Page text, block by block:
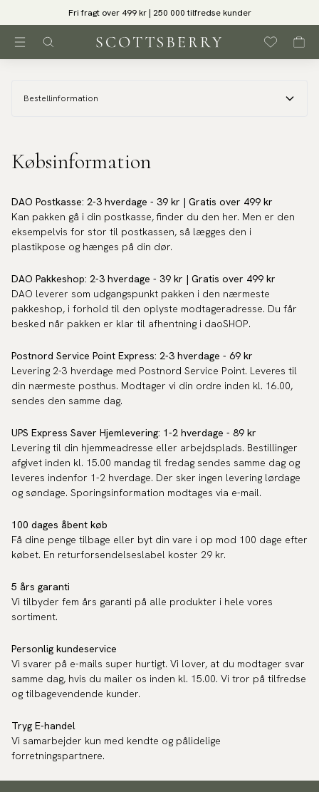
Fri fragt over 499 kr | 250 000 tilfredse kunder
Bestellinformation
Købsinformation
DAO Postkasse: 2-3 hverdage - 39 kr | Gratis over 499 kr
Kan pakken gå i din postkasse, finder du den her. Men er den
eksempelvis for stor til postkassen, så lægges den i
plastikpose og hænges på din dør.
DAO Pakkeshop: 2-3 hverdage - 39 kr | Gratis over 499 kr
DAO leverer som udgangspunkt pakken i den nærmeste
pakkeshop, i forhold til den oplyste modtageradresse. Du får
besked når pakken er klar til afhentning i daoSHOP.
Postnord Service Point Express: 2-3 hverdage - 69 kr
Levering 2-3 hverdage med Postnord Service Point. Leveres til
din nærmeste posthus. Modtager vi din ordre inden kl. 16.00,
sendes den samme dag.
UPS Express Saver Hjemlevering: 1-2 hverdage - 89 kr
Levering til din hjemmeadresse eller arbejdsplads. Bestillinger
afgivet inden kl. 15.00 mandag til fredag ​​sendes samme dag og
leveres indenfor 1-2 hverdage. Der sker ingen levering lørdage
og søndage. Sporingsinformation modtages via e-mail.
100 dages åbent køb
Få dine penge tilbage eller byt din vare i op mod 100 dage efter
købet. En returforsendelseslabel koster 29 kr.
5 års garanti
Vi tilbyder fem års garanti på alle produkter i hele vores
sortiment.
Personlig kundeservice
Vi svarer på e-mails super hurtigt. Vi lover, at du modtager svar
samme dag, hvis du mailer os inden kl. 15.00. Vi tror på tilfredse
og tilbagevendende kunder.
Tryg E-handel
Vi samarbejder kun med kendte og pålidelige
forretningspartnere.